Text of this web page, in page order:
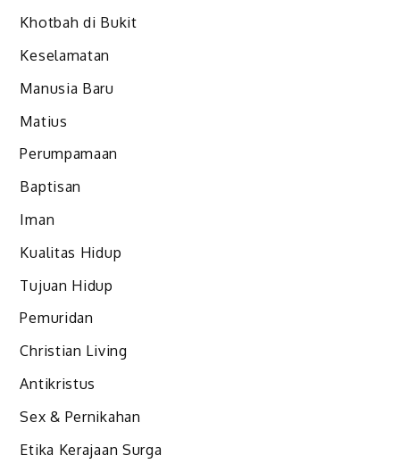
Khotbah di Bukit
Keselamatan
Manusia Baru
Matius
Perumpamaan
Baptisan
Iman
Kualitas Hidup
Tujuan Hidup
Pemuridan
Christian Living
Antikristus
Sex & Pernikahan
Etika Kerajaan Surga